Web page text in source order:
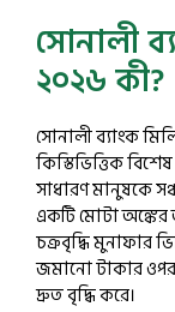
সোনালী
২০২৬ কী?
সোনালী ব্যাংক
কিস্তিভিত্তিক
সাধারণ মানুষকে
একটি মোটা অঙ্কের
চক্রবৃদ্ধি মুনাফার
জমানো টাকার
দ্রুত বৃদ্ধি করে।